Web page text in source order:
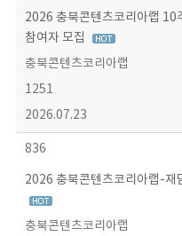
2026 충북콘텐츠코리아랩
참여자 모집
충북콘텐츠코리아랩
1251
2026.07.23
836
2026 충북콘텐츠코리아랩-재
충북콘텐츠코리아랩